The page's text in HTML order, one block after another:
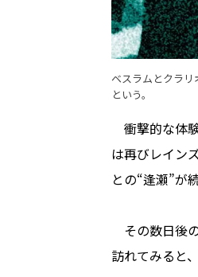
ベスラムとクラ
という。
衝撃的な体
は再びレイン
との“逢瀬”が
その数日後
訪れてみると